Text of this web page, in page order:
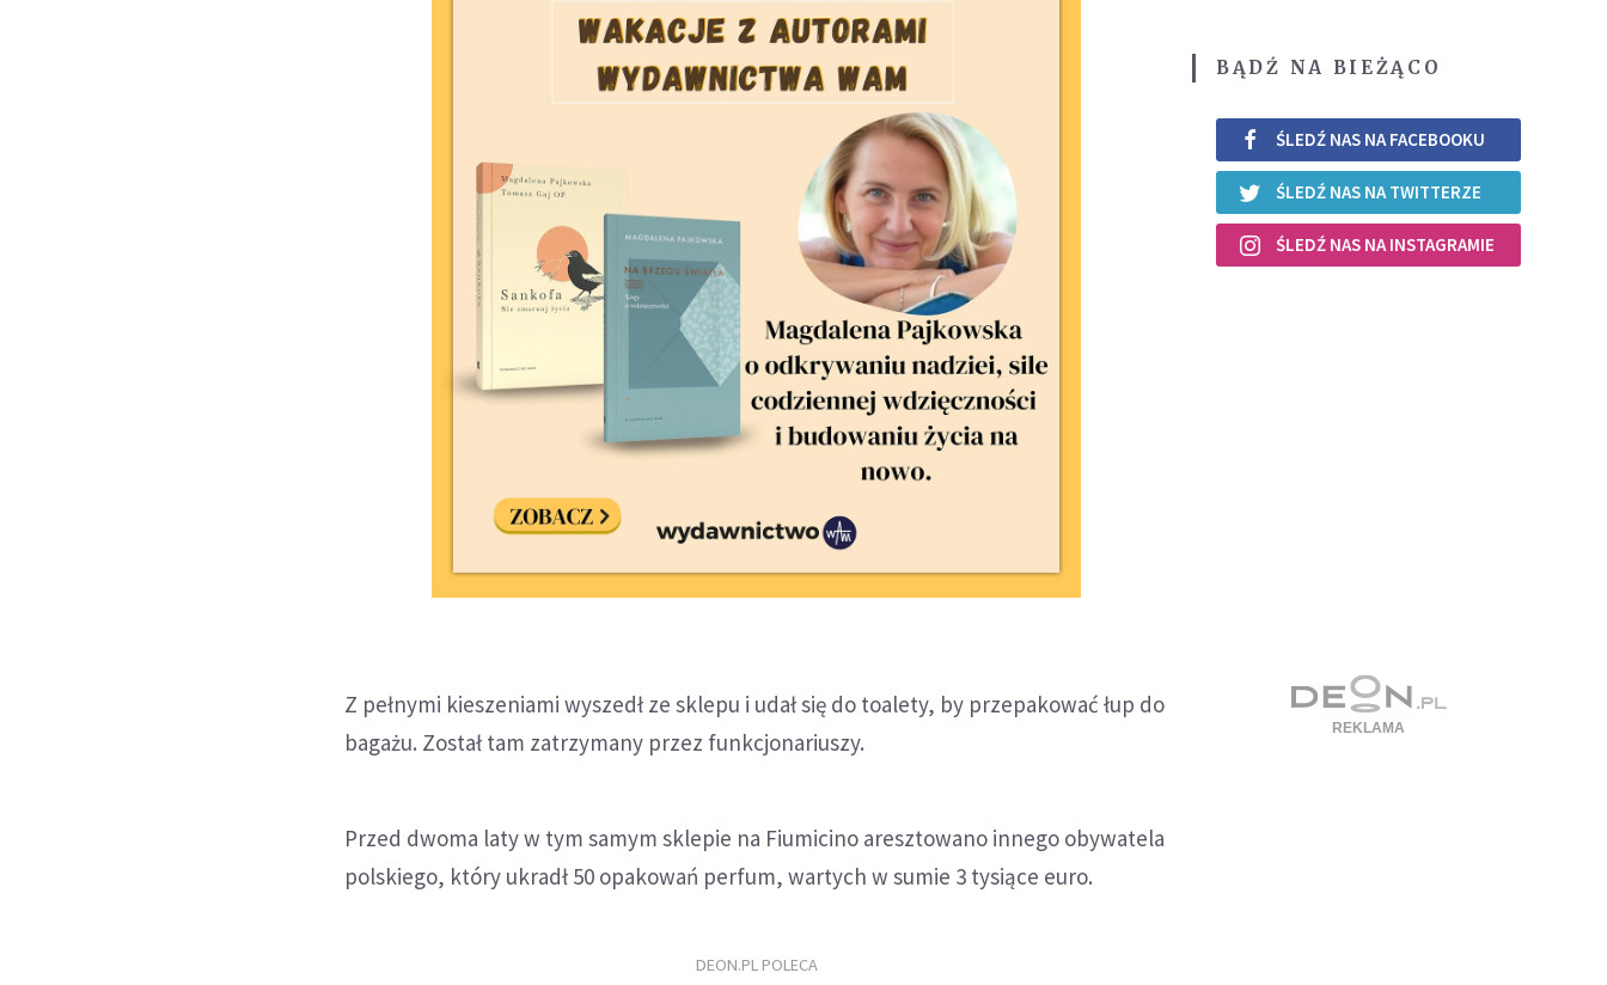
Z pełnymi kieszeniami wyszedł ze sklepu i udał się do toalety, by przepakować łup do
bagażu. Został tam zatrzymany przez funkcjonariuszy.
Przed dwoma laty w tym samym sklepie na Fiumicino aresztowano innego obywatela
polskiego, który ukradł 50 opakowań perfum, wartych w sumie 3 tysiące euro.
DEON.PL POLECA
BĄDŹ NA BIEŻĄCO
ŚLEDŹ NAS NA FACEBOOKU
ŚLEDŹ NAS NA TWITTERZE
ŚLEDŹ NAS NA INSTAGRAMIE